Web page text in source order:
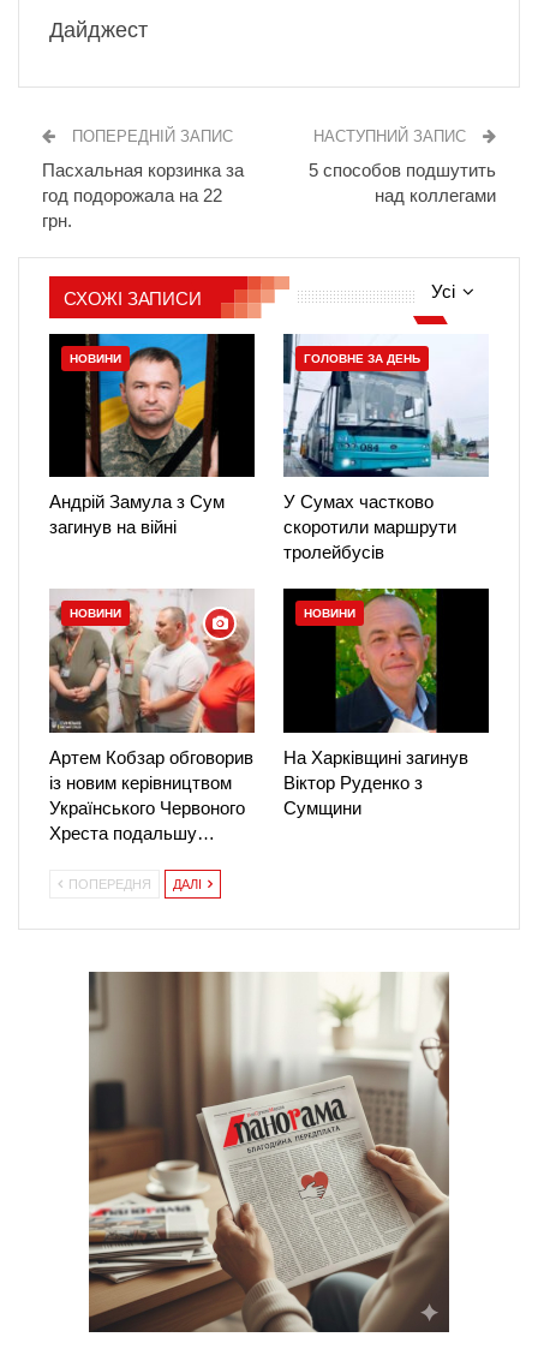
Дайджест
ПОПЕРЕДНІЙ ЗАПИС
Пасхальная корзинка за
год подорожала на 22
грн.
НАСТУПНИЙ ЗАПИС
5 способов подшутить
над коллегами
Усі
СХОЖІ ЗАПИСИ
НОВИНИ
Андрій Замула з Сум
загинув на війні
ГОЛОВНЕ ЗА ДЕНЬ
У Сумах частково
скоротили маршрути
тролейбусів
НОВИНИ
Артем Кобзар обговорив
із новим керівництвом
Українського Червоного
Хреста подальшу…
НОВИНИ
На Харківщині загинув
Віктор Руденко з
Сумщини
ПОПЕРЕДНЯ ДАЛІ